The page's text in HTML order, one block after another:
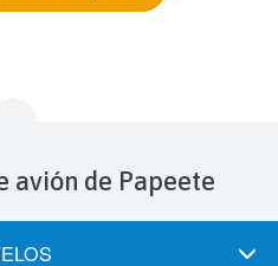
avión de Papeete